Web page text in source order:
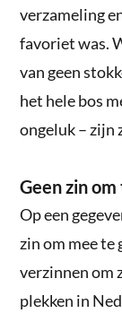
verzameling
favoriet was.
van geen
het hele bos
ongeluk – zijn
Geen zin
Op een
zin om mee te
verzinnen om
plekken in